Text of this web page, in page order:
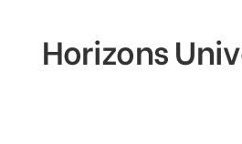
Horizons